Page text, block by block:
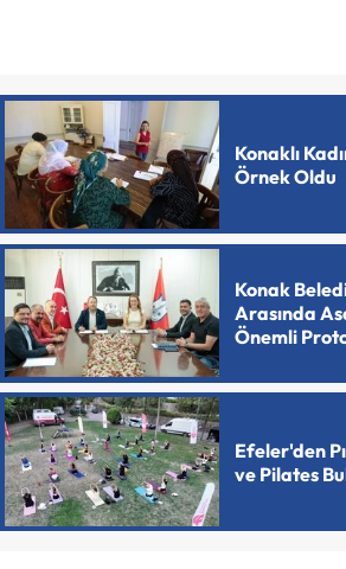
Konaklı
Örnek Oldu
Konak
Arasında
Önemli
Efeler'den
ve Pilates